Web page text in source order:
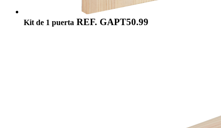
Kit de 1 puerta REF. GAPT50.99